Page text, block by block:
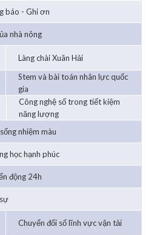
báo - Ghi ơn
nhà nông
Làng chài Xuân Hải
Stem và bài toán nhân lực quốc
gia
Công nghệ số trong tiết kiệm
năng lượng
nhiệm màu
học hạnh phúc
động 24h
Chuyển đổi số lĩnh vực vận tải